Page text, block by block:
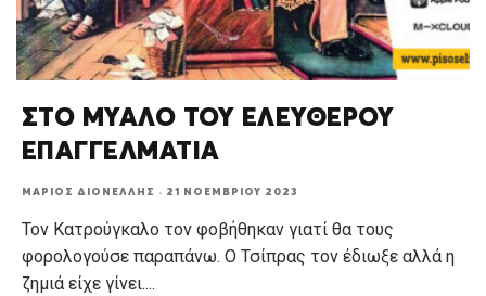
ΣΤΟ ΜΥΑΛΟ ΤΟΥ ΕΛΕΥΘΕΡΟΥ
ΕΠΑΓΓΕΛΜΑΤΙΑ
ΜΆΡΙΟΣ ΔΙΟΝΈΛΛΗΣ · 21 ΝΟΕΜΒΡΊΟΥ 2023
Τον Κατρούγκαλο τον φοβήθηκαν γιατί θα τους
φορολογούσε παραπάνω. Ο Τσίπρας τον έδιωξε αλλά η
ζημιά είχε γίνει....